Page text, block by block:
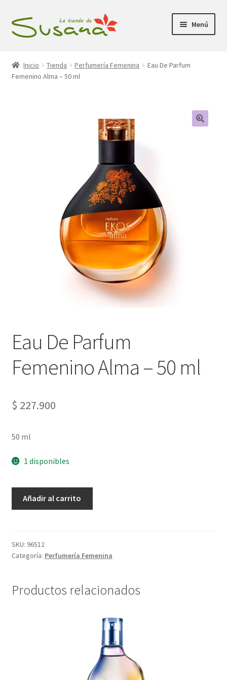
Ir
a
Ir
al
Menú
Promociones
el
menú
Inicio Tienda Perfumería Femenina
Eau De Parfum
Femenino Alma – 50 ml
Eau De Parfum
Femenino Alma – 50 ml
$ 227.900
50 ml
1 disponibles
Alma
-
cantidad
Añadir al carrito
SKU: 96512
Categoría: Perfumería Femenina
Productos relacionados